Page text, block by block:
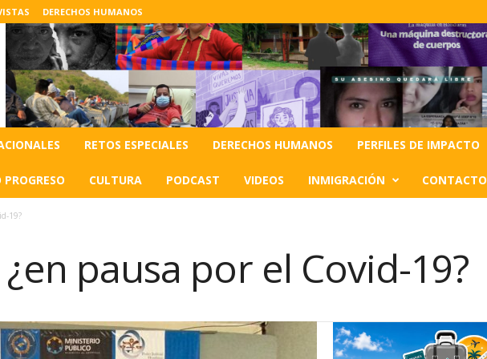
DERECHOS HUMANOS
RETOS ESPECIALES DERECHOS HUMANOS PERFILES DE IMPACTO
PROGRESO CULTURA PODCAST VIDEOS INMIGRACIÓN CONTACTO
19?
pausa por el Covid-19?